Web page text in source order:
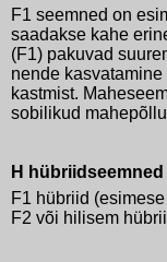
F1 seemned on
saadakse kahe
(F1) pakuvad
nende
kastmist.
sobilikud
H
F1 hübriid
F2 või hilisem